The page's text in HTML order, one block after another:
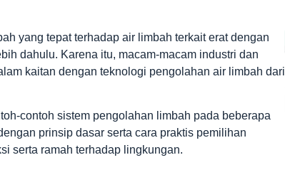
yang tepat terhadap air limbah terkait erat dengan
dahulu. Karena itu, macam-macam industri dan
kaitan dengan teknologi pengolahan air limbah dari
contoh sistem pengolahan limbah pada beberapa
prinsip dasar serta cara praktis pemilihan
serta ramah terhadap lingkungan.